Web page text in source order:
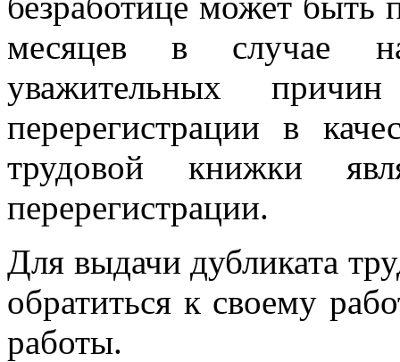
месяцев в случае
уважительных
перерегистрации в
трудовой книжки
перерегистрации.
Для выдачи дубликата
обратиться к своему
работы.